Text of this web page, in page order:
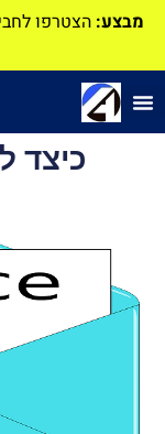
מבצע: הצטרפו
כיצד